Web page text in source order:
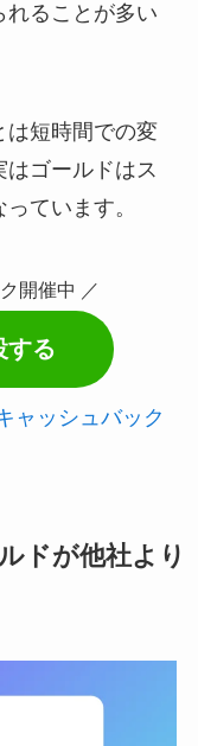
れることが多い
は短時間での変
ゴールドはス
ています。
開催中 ／
する
ャッシュバック
ドが他社より